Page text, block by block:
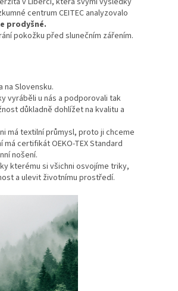
centrum CEITEC analyzovalo
prodyšné.
pokožku před slunečním zářením.
na Slovensku.
vyráběli u nás a podporovali tak
důkladně dohlížet na kvalitu a
má textilní průmysl, proto ji chceme
certifikát OEKO-TEX Standard
nošení.
kterému si všichni osvojíme triky,
a ulevit životnímu prostředí.